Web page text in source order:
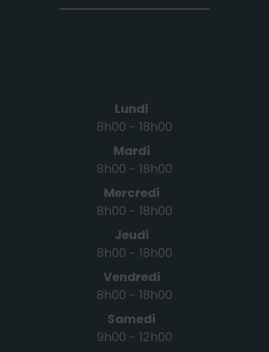
Lundi
8h00 - 18h00
Mardi
8h00 - 18h00
Mercredi
8h00 - 18h00
Jeudi
8h00 - 18h00
Vendredi
8h00 - 18h00
Samedi
9h00 - 12h00